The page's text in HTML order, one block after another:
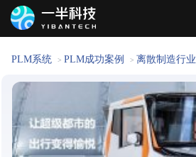
PLM系统 > PLM成功案例 > 离散制造行业